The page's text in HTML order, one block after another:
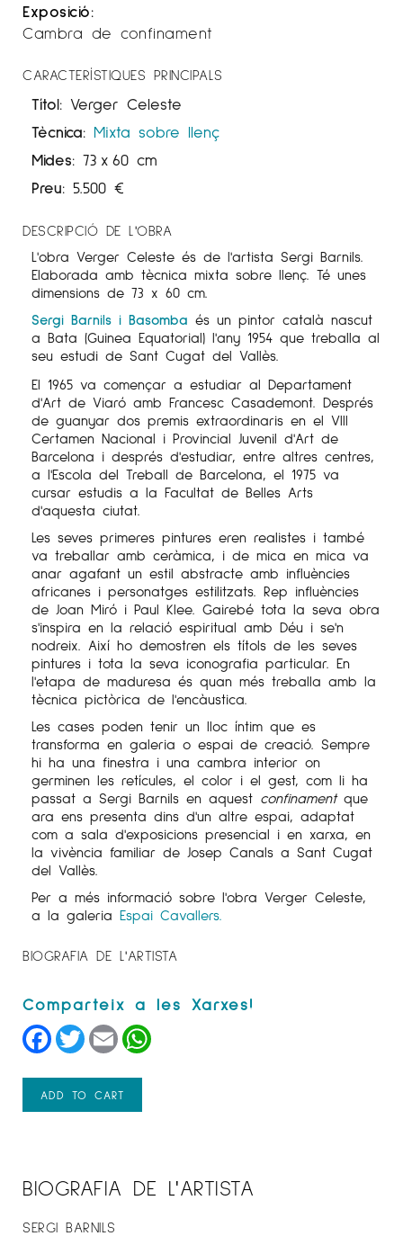
Exposició:
Cambra de confinament
CARACTERÍSTIQUES PRINCIPALS
Títol: Verger Celeste
Tècnica: Mixta sobre llenç
Mides: 73 x 60 cm
Preu: 5.500 €
DESCRIPCIÓ DE L'OBRA
L'obra Verger Celeste és de l'artista Sergi Barnils.
Elaborada amb tècnica mixta sobre llenç. Té unes
dimensions de 73 x 60 cm.
Sergi Barnils i Basomba és un pintor català nascut
a Bata (Guinea Equatorial) l'any 1954 que treballa al
seu estudi de Sant Cugat del Vallès.
El 1965 va començar a estudiar al Departament
d'Art de Viaró amb Francesc Casademont. Després
de guanyar dos premis extraordinaris en el VIII
Certamen Nacional i Provincial Juvenil d'Art de
Barcelona i després d'estudiar, entre altres centres,
a l'Escola del Treball de Barcelona, el 1975 va
cursar estudis a la Facultat de Belles Arts
d'aquesta ciutat.
Les seves primeres pintures eren realistes i també
va treballar amb ceràmica, i de mica en mica va
anar agafant un estil abstracte amb influències
africanes i personatges estilitzats. Rep influències
de Joan Miró i Paul Klee. Gairebé tota la seva obra
s'inspira en la relació espiritual amb Déu i se'n
nodreix. Així ho demostren els títols de les seves
pintures i tota la seva iconografia particular. En
l'etapa de maduresa és quan més treballa amb la
tècnica pictòrica de l'encàustica.
Les cases poden tenir un lloc íntim que es
transforma en galeria o espai de creació. Sempre
hi ha una finestra i una cambra interior on
germinen les retícules, el color i el gest, com li ha
passat a Sergi Barnils en aquest confinamentque
ara ens presenta dins d'un altre espai, adaptat
com a sala d'exposicions presencial i en xarxa, en
la vivència familiar de Josep CanaIs a Sant Cugat
del Vallès.
Per a més informació sobre l'obra Verger Celeste,
a la galeria Espai Cavallers.
BIOGRAFIA DE L'ARTISTA
Facebook
TwitterEmail
ADD TO CART
BIOGRAFIA DE L'ARTISTA
SERGI BARNILS